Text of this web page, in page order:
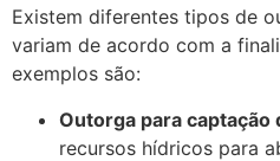
Existem diferentes tipos de
variam de acordo com a
exemplos são:
Outorga para captação
recursos hídricos para